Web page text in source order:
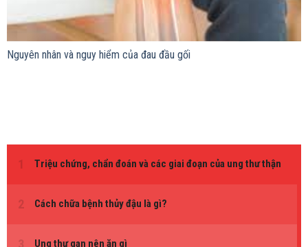
Nguyên nhân và nguy hiểm của đau đầu gối